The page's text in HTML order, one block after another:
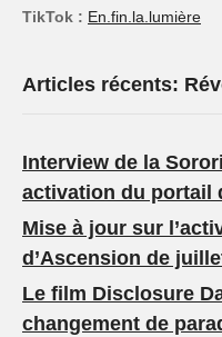
TikTok : En.fin.la.lumière
Articles récents:
Interview de la
activation du portail
Mise à jour sur
d’Ascension de
Le film Disclosure
changement de